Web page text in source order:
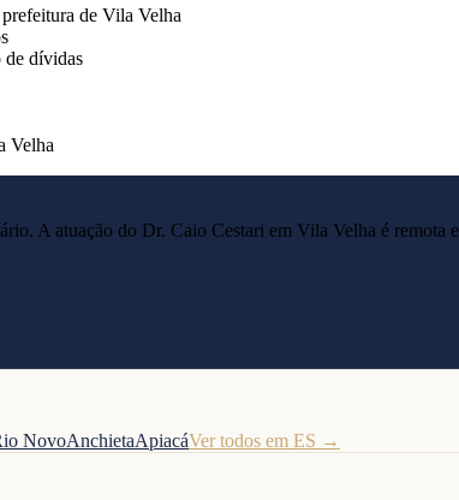
de Vila Velha
de dívidas
Velha
A atuação do Dr. Caio Cestari em Vila Velha é remota
NovoAnchietaApiacáVer todos em ES →